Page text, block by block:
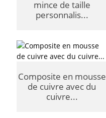
mince de taille
personnalis...
Composite en mousse
de cuivre avec du
cuivre...